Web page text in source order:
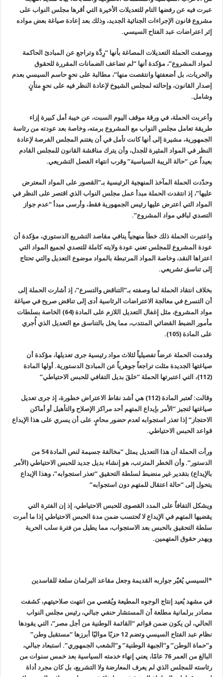
عبرت فيه عن رفضها التام للتعديلات الأخيرة التي أقرها مجلس النواب على
مشروع قانون الإجراءات الجنائية الجديد، وذلك بعد إعادة صياغة بعض مواده
إثر اعتراضات عبد الفتاح السيسي.
ووصفت الحملة التعديلات المصاغة بأنها “رِدَّة وتراجع عن المبادئ الحاكمة
لمواد المشروع”، مؤكدة أنها “لم تضاعف الضمانات المقررة للحقوق
والحريات، بل أضعفتها وانتقصت منها”، مطالبة على نحوٍ حاسم السيسي بعدم
إصدار القانون، وإحالته لمجلس الشيوخ لإعادة النظر فيه على نحوٍ متأنٍ
وشامل.
وأعربت الحملة، في ورقة موقف اليوم السبت، عن خيبة أمل كبيرة إزاء
طريقة تعامل مجلس النواب مع المشروع برمته، وخاصة بعد عودته من رئاسة
الجمهورية، مشيرة إلى أنها كانت تأمل في أن يغتنم المجلس الفرصة لإعادة
النظر في المواد المثيرة للجدل، وأن يترك مناقشة القانون للمجلس القادم
بعيداً عن “حالة الريبة السياسية” وقرب انتهاء الفصل التشريعي.
وحدّدت الحملة المآخذ المنهجية الرئيسية بـ”القصور على المواد المعترض
عليها”، إذ انتقدت الحملة مبدأ عمل مجلس النواب الذي اقتصر على النظر في
المواد التي اعترض عليها رئيس الجمهورية فقط، وأرسى مبدأ “عدم جواز
التصدي لباقي مواد المشروع”.
واعتبرت الحملة ذلك خطأ منهجياً ينافي مقاصد التشريع الدستوري، مؤكدة أن
عودة المشروع للمجلس تعني عودة ولايته كاملة للتصدي لجميع المواد التي
اعتراها النقد، وخاصة المواد المرتبطة بالمواد موضوع التعديل والتي تحتاج
إلى تناسق تشريعي.
بخلاف انتقاد الحملة لما وصفته بـ”التناقض والتسرع”، إذ أشارت الحملة إلى
أن التسرع في معالجة الاعتراضات الرئاسية أدى إلى تناقض صريح في صياغة
مواد المشروع، مثل إغفال التعديل اللازم على المادة (64) الخاصة بسلطات
مأمور الضبط القضائي المنتدب، مما يخل بالتناسق مع التعديل الذي أُجري
على المادة (105).
وقدمت الحملة عرضاً تفصيلياً لثلاث مواد رئيسية جرى تعديلها، مؤكدة أن
صياغتها الجديدة مثلت تراجعاً جوهرياً عن المبادئ الدستورية. أولها المادة
(112)، التي اعتبرتها الحملة “خلقَ بديل التفافي للحبس الاحتياطي”
وقالت: تُعتبر المادة (112) هي أشد نقاط الاعتراض خطورة، إذ جرى تعديل
صياغتها لتجيز “الأمر بإيداع المتهم أحد مراكز الإصلاح والتأهيل أو أماكن
الاحتجاز” إذا تعذر استجوابه لعدم حضور محامٍ، على أن يسري على هذا الإيداع
قواعد الحبس الاحتياطي.
ورأت الحملة أن هذا التعديل يمثل “مخالفة جسيمة لنص المادة 54 من
الدستور”. وأن الخطر المترتب، هو إنشاء بديل جديد للحبس الاحتياطي (الأمر
بالإيداع) بتقدير غير منضبط لسلطة التحقيق “تعذر استجوابه”، وهذا الإيداع
يتحول إلى “حالة اعتقال للمتهم دون استجوابه”
ويشكل التفافاً على المدد القصوى للحبس الاحتياطي، إذ إن الفترة التي
يقضيها المتهم في الإيداع لا تُحتسب ضمن مدة الحبس الاحتياطي إذا ما أمرت
سلطة التحقيق بالحبس بعد الاستجواب، مما يطيل من فترة سلب الحرية
ويهدر حقوق المتهمين.
*السيسي يُغيّر جواربه القديمة وجعل مقاعد البرلمان سلعة للفاسدين
في مشهد يُعيد إنتاج الوجوه المطيعة ويُقصي من انتهت صلاحيتهم، كشفت
مصادر برلمانية مطلعة أن المستشار حنفي جبالي، رئيس مجلس النواب
الحالي، لن يكون ضمن قوائم “القائمة الوطنية من أجل مصر”، التي يقودها
نظام عبد الفتاح السيسي وتضم 12 حزبًا مواليًا أبرزها “مستقبل وطن”
و”حماة الوطن” و”الجبهة الوطنية” و”الشعب الجمهوري”. استبعاد جبالي،
البالغ من العمر 76 عامًا، يعني إنهاء خدمته السياسية بعد خمس سنوات من
رئاسته للمجلس الذي لم يعرف المعارضة ولا التشريع، بل كان مجرد أداة